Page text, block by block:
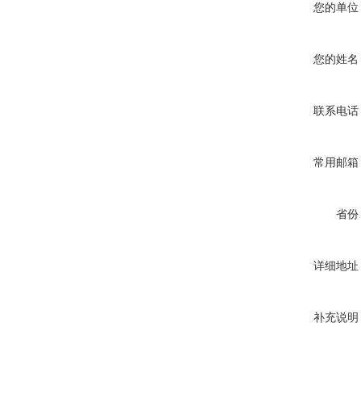
您的单位
您的姓名
联系电话
常用邮箱
省份
详细地址
补充说明